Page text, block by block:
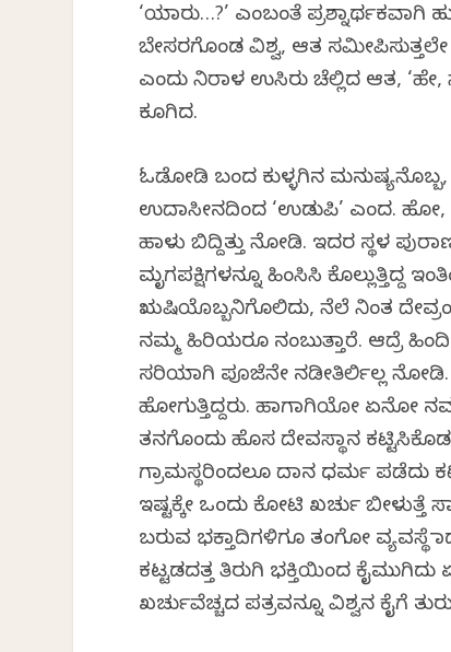
‘ಯಾರು…?’ ಎಂಬಂತೆ
ಬೇಸರಗೊಂಡ ವಿಶ್ವ, ಆತ
ಎಂದು ನಿರಾಳ ಉಸಿರು ಚೆಲ್ಲಿದ ಆತ,
ಕೂಗಿದ.
ಓಡೋಡಿ ಬಂದ ಕುಳ್ಳಗಿನ ಮನುಷ್ಯನೊಬ್ಬ,
ಉದಾಸೀನದಿಂದ ‘ಉಡುಪಿ’ ಎಂದ.
ಹಾಳು ಬಿದ್ದಿತ್ತು ನೋಡಿ. ಇದರ ಸ್ಥಳ
ಮೃಗಪಕ್ಷಿಗಳನ್ನೂ ಹಿಂಸಿಸಿ ಕೊಲ್ಲುತ್ತಿದ್ದ
ಋಷಿಯೊಬ್ಬನಿಗೊಲಿದು, ನೆಲೆ ನಿಂತ ದೇವ್ರಂತೆ
ನಮ್ಮ ಹಿರಿಯರೂ ನಂಬುತ್ತಾರೆ. ಆದ್ರೆ
ಸರಿಯಾಗಿ ಪೂಜೆನೇ ನಡೀತಿರ್ಲಿಲ್ಲ ನೋಡಿ.
ಹೋಗುತ್ತಿದ್ದರು. ಹಾಗಾಗಿಯೋ ಏನೋ
ತನಗೊಂದು ಹೊಸ ದೇವಸ್ಥಾನ
ಗ್ರಾಮಸ್ಥರಿಂದಲೂ ದಾನ ಧರ್ಮ ಪಡೆದು
ಇಷ್ಟಕ್ಕೇ ಒಂದು ಕೋಟಿ ಖರ್ಚು ಬೀಳುತ್ತೆ
ಬರುವ ಭಕ್ತಾದಿಗಳಿಗೂ ತಂಗೋ ವ್ಯವಸ್ಥೆ
ಕಟ್ಟಡದತ್ತ ತಿರುಗಿ ಭಕ್ತಿಯಿಂದ ಕೈಮುಗಿದು
ಖರ್ಚುವೆಚ್ಚದ ಪತ್ರವನ್ನೂ ವಿಶ್ವನ ಕೈಗೆ